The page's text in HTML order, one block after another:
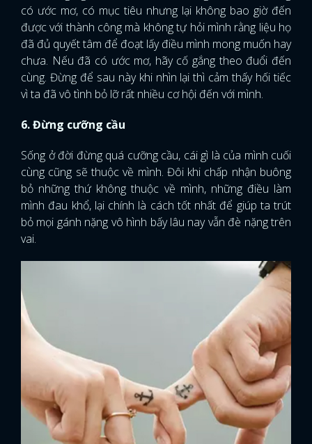
có ước mơ, có mục tiêu nhưng lại không bao giờ đến
được với thành công mà không tự hỏi mình rằng liệu họ
đã đủ quyết tâm để đoạt lấy điều mình mong muốn hay
chưa. Nếu đã có ước mơ, hãy cố gắng theo đuổi đến
cùng. Đừng để sau này khi nhìn lại thì cảm thấy hối tiếc
vì ta đã vô tình bỏ lỡ rất nhiều cơ hội đến với mình.
6. Đừng cưỡng cầu
Sống ở đời đừng quá cưỡng cầu, cái gì là của mình cuối
cùng cũng sẽ thuộc về mình. Đôi khi chấp nhận buông
bỏ những thứ không thuộc về mình, những điều làm
mình đau khổ, lại chính là cách tốt nhất để giúp ta trút
bỏ mọi gánh nặng vô hình bấy lâu nay vẫn đè nặng trên
vai.